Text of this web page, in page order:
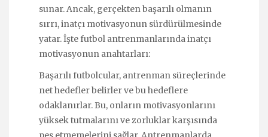
sunar. Ancak, gerçekten başarılı olmanın
sırrı, inatçı motivasyonun sürdürülmesinde
yatar. İşte futbol antrenmanlarında inatçı
motivasyonun anahtarları:
Başarılı futbolcular, antrenman süreçlerinde
net hedefler belirler ve bu hedeflere
odaklanırlar. Bu, onların motivasyonlarını
yüksek tutmalarını ve zorluklar karşısında